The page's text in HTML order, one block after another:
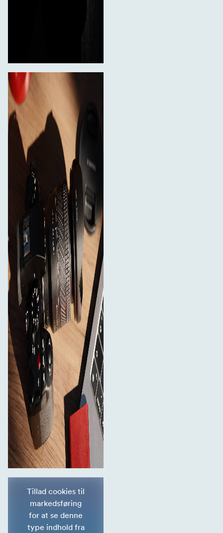
Tillad cookies til
markedsføring
for at se denne
type indhold fra